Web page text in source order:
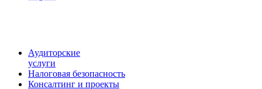
Аудиторские
услуги
Налоговая безопасность
Консалтинг и проекты